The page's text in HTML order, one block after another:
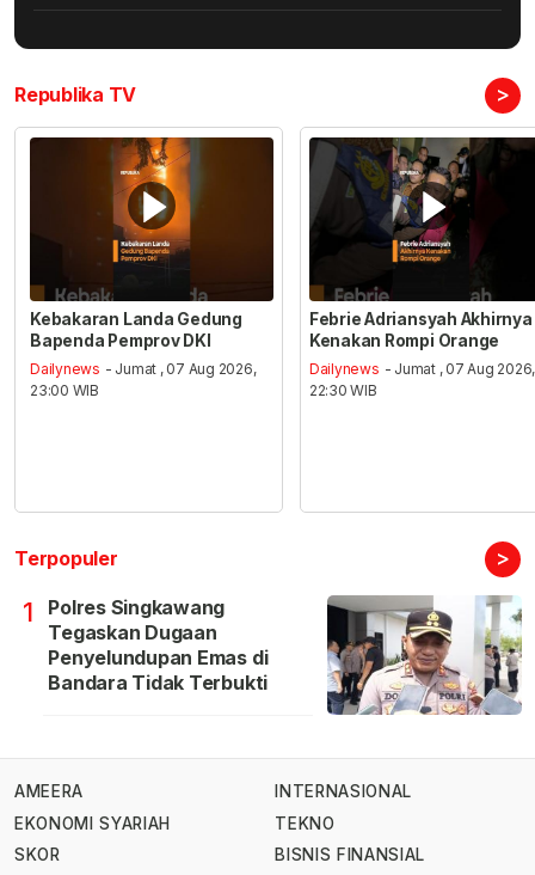
Republika TV >
Kebakaran Landa Gedung
Bapenda Pemprov DKI
Dailynews - Jumat , 07 Aug 2026,
23:00 WIB
Febrie Adriansyah Akhirnya
Kenakan Rompi Orange
Dailynews - Jumat , 07 Aug 2026,
22:30 WIB
Terpopuler >
1
Polres Singkawang
Tegaskan Dugaan
Penyelundupan Emas di
Bandara Tidak Terbukti
AMEERA
EKONOMI SYARIAH
SKOR
INTERNASIONAL
TEKNO
BISNIS FINANSIAL